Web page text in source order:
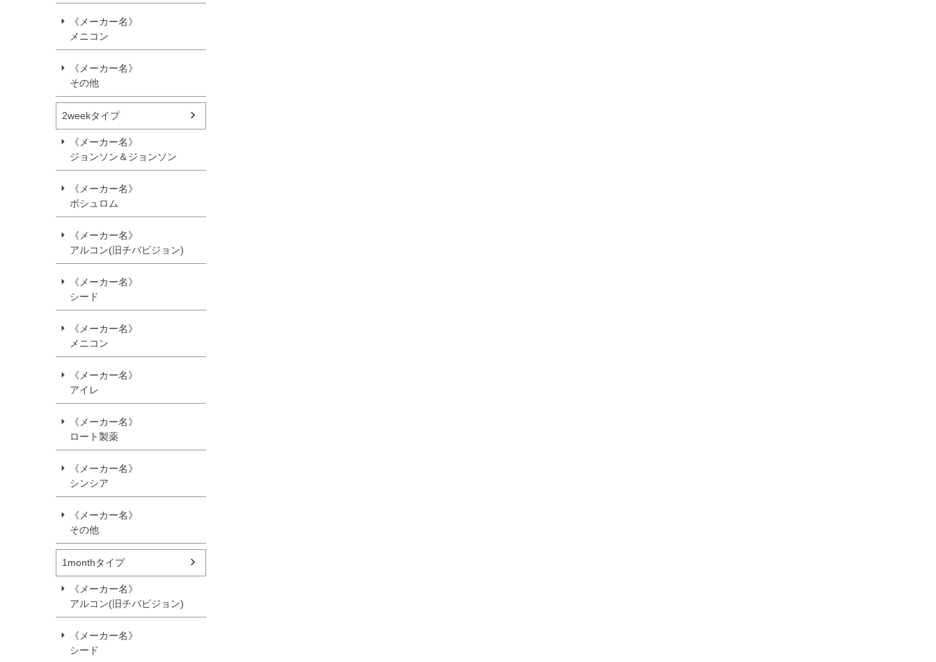
《メーカー名》
メニコン
《メーカー名》
その他
2weekタイプ
《メーカー名》
ジョンソン＆ジョンソン
《メーカー名》
ボシュロム
《メーカー名》
アルコン(旧チバビジョン)
《メーカー名》
シード
《メーカー名》
メニコン
《メーカー名》
アイレ
《メーカー名》
ロート製薬
《メーカー名》
シンシア
《メーカー名》
その他
1monthタイプ
《メーカー名》
アルコン(旧チバビジョン)
《メーカー名》
シード